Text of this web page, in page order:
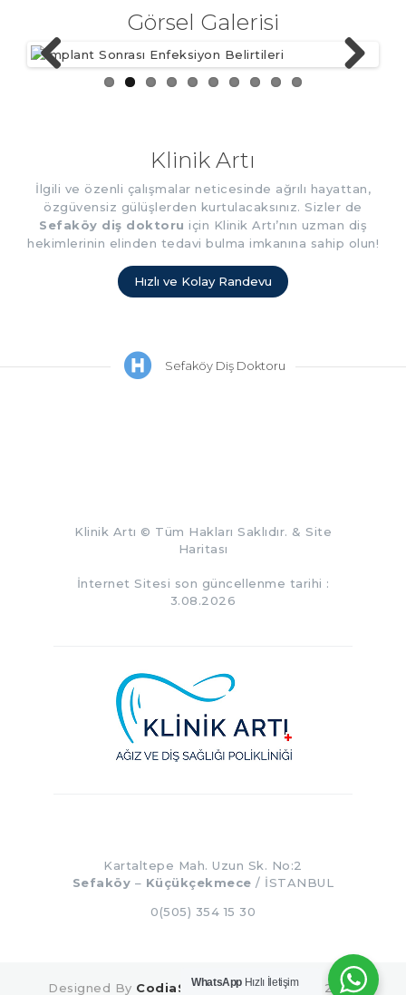
Görsel Galerisi
Klinik Artı
İlgili ve özenli çalışmalar neticesinde ağrılı hayattan,
özgüvensiz gülüşlerden kurtulacaksınız. Sizler de
Sefaköy diş doktoru için Klinik Artı’nın uzman diş
hekimlerinin elinden tedavi bulma imkanına sahip olun!
Hızlı ve Kolay Randevu
Sefaköy Diş Doktoru
Klinik Artı © Tüm Hakları Saklıdır. & Site
Haritası
İnternet Sitesi son güncellenme tarihi :
3.08.2026
Kartaltepe Mah. Uzun Sk. No:2
Sefaköy – Küçükçekmece/ İSTANBUL
0(505) 354 15 30
Designed By CodiaSoft Web Tasarım © 2025
WhatsApp Hızlı İletişim